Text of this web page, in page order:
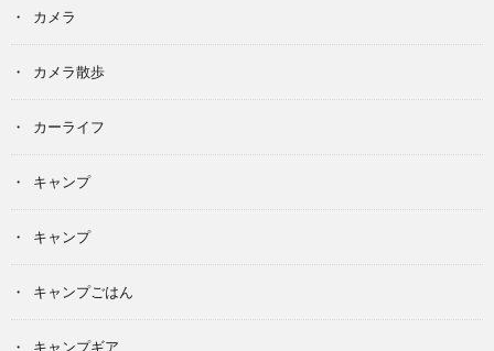
カメラ
カメラ散歩
カーライフ
キャンプ
キャンプ
キャンプごはん
キャンプギア